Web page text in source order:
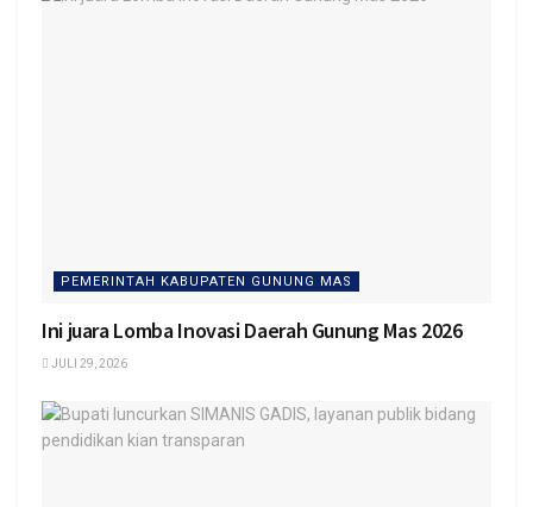
PEMERINTAH KABUPATEN GUNUNG MAS
Ini juara Lomba Inovasi Daerah Gunung Mas 2026
JULI 29, 2026